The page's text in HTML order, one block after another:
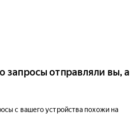
запросы отправляли вы, а
с вашего устройства похожи на